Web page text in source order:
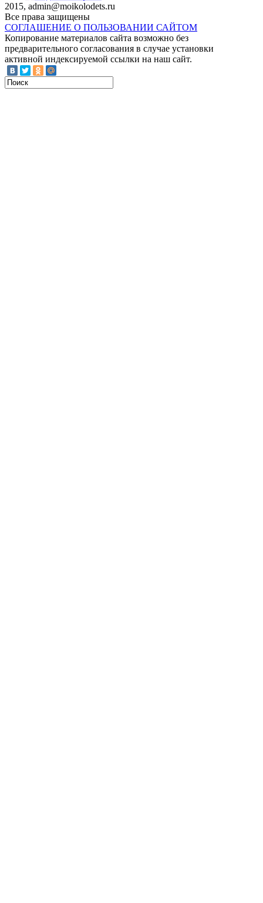
2015, admin@moikolodets.ru
Все права защищены
СОГЛАШЕНИЕ О ПОЛЬЗОВАНИИ САЙТОМ
Копирование материалов сайта возможно без
предварительного согласования в случае установки
активной индексируемой ссылки на наш сайт.